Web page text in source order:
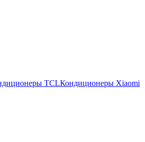
TCLКондиционеры Xiaomi